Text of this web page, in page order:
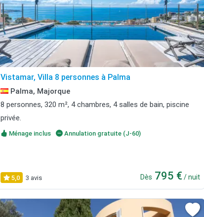
Vistamar, Villa 8 personnes à Palma
Palma, Majorque
8 personnes, 320 m², 4 chambres, 4 salles de bain, piscine
privée.
Ménage inclus Annulation gratuite (J-60)
5,0 3 avis Dès 795 € / nuit